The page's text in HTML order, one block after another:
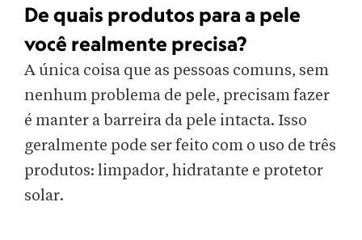
De quais produtos para a pele
você realmente precisa?
A única coisa que as pessoas comuns, sem
nenhum problema de pele, precisam fazer
é manter a barreira da pele intacta. Isso
geralmente pode ser feito com o uso de três
produtos: limpador, hidratante e protetor
solar.